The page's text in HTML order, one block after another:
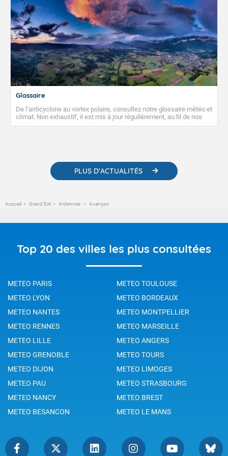
Glossaire
De l’anticyclone au vortex polaire, consultez notre glossaire météo et
climat. Non exhaustif, il est mis à jour régulièrement, au fil de nos
publications. Vous y trouverez également des liens utiles vers nos
PLUS D'ACTUALITÉS
Accueil Grand Est Ardennes Avançon
Top 20 des villes les plus consultées
METEO PARIS
METEO TOULOUSE
METEO LYON
METEO BORDEAUX
METEO NANTES
METEO MONTPELLIER
METEO RENNES
METEO MARSEILLE
METEO LILLE
METEO ANGERS
METEO GRENOBLE
METEO TOURS
METEO DIJON
METEO LIMOGES
METEO PAU
METEO STRASBOURG
METEO NANCY
METEO BREST
METEO BESANCON
METEO LE MANS